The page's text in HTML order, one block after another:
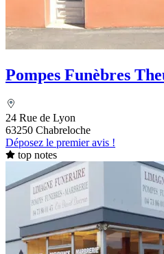
Pompes Funèbres
24 Rue de Lyon
63250 Chabreloche
Déposez le premier avis !
top notes